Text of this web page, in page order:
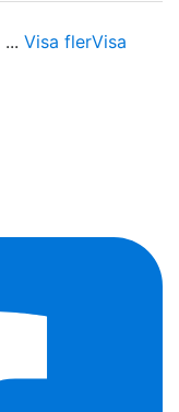
... Visa flerVisa